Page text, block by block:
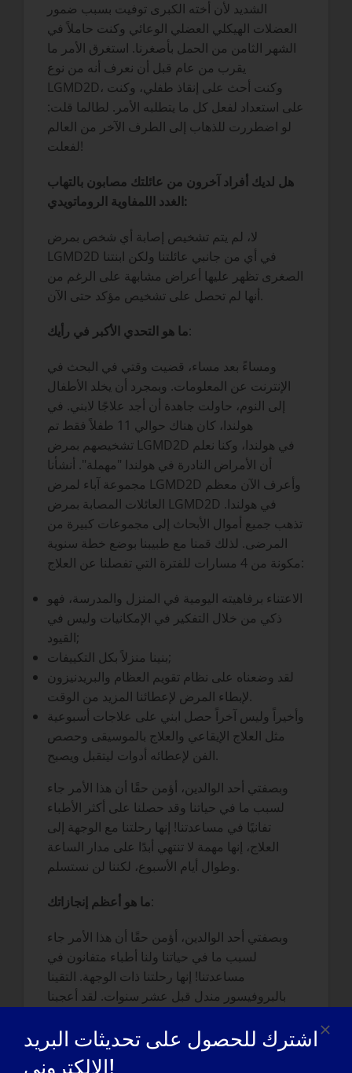
الشديد لأن أخته الكبرى توفيت بسبب ضمور
العضلات الهيكلي العضلي الوعائي وكنت حاملاً في
الشهر الثامن من الحمل بأصغرنا. استغرق الأمر ما
يقرب من عام قبل أن نعرف أنه من نوع
LGMD2D، وكنت أحث على إنقاذ طفلي، وكنت
على استعداد لفعل كل ما يتطلبه الأمر. لطالما قلت:
لو اضطررت للذهاب إلى الطرف الآخر من العالم
لفعلت!
هل لديك أفراد آخرون من عائلتك مصابون بالتهاب
الغدد اللمفاوية الروماتويدي:
لا، لم يتم تشخيص إصابة أي شخص بمرض
LGMD2D في أي من جانبي عائلتنا ولكن ابنتنا
الصغرى تظهر عليها أعراض مشابهة على الرغم من
أنها لم تحصل على تشخيص مؤكد حتى الآن.
ما هو التحدي الأكبر في رأيك:
ومساءً بعد مساء، قضيت وقتي في البحث في
الإنترنت عن المعلومات. وبمجرد أن يخلد الأطفال
إلى النوم، حاولت جاهدة أن أجد علاجًا لابني. في
هولندا، كان هناك حوالي 11 طفلاً فقط تم
تشخيصهم بمرض LGMD2D في هولندا، وكنا نعلم
أن الأمراض النادرة في هولندا "مهملة". أنشأنا
مجموعة آباء لمرض LGMD2D وأعرف الآن معظم
العائلات المصابة بمرض LGMD2D في هولندا.
تذهب جميع أموال الأبحاث إلى مجموعات كبيرة من
المرضى. لذلك قمنا مع طبيبنا بوضع خطة سنوية
مكونة من 4 مسارات للفترة التي تفصلنا عن العلاج:
الاعتناء برفاهيته اليومية في المنزل والمدرسة، فهو
ذكي من خلال التفكير في الإمكانيات وليس في
القيود;
بنينا منزلاً بكل التكييفات;
لقد وضعناه على نظام تقويم العظام والبريدنيزون
لإبطاء المرض لإعطائنا المزيد من الوقت.
وأخيراً وليس آخراً حصل ابني على علاجات أسبوعية
مثل العلاج الإيقاعي والعلاج بالموسيقى وحصص
الفن لإعطائه أدوات ليتقبل ويصبح.
وبصفتي أحد الوالدين، أؤمن حقًا أن هذا الأمر جاء
لسبب ما في حياتنا وقد حصلنا على أكثر الأطباء
تفانيًا في مساعدتنا! إنها رحلتنا مع الوجهة إلى
العلاج، إنها مهمة لا تنتهي أبدًا على مدار الساعة
وطوال أيام الأسبوع، لكننا لن نستسلم.
ما هو أعظم إنجازاتك:
وبصفتي أحد الوالدين، أؤمن حقًا أن هذا الأمر جاء
لسبب ما في حياتنا ولنا أطباء متفانون في
مساعدتنا! إنها رحلتنا ذات الوجهة. التقينا
بالبروفيسور مندل قبل عشر سنوات. لقد أعجبنا
على الطفل. لقد كانوا حريصين على التعلم من ابني
بما في ذلك كيف كان حاله وما هي أفكاره حول
اشترك للحصول على تحديثات البريد
الإلكتروني!